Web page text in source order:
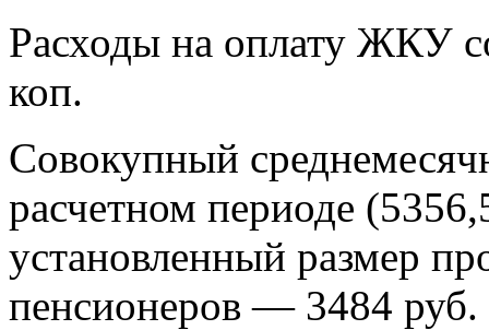
Расходы на оплату ЖКУ
коп.
Совокупный
расчетном периоде
установленный размер
пенсионеров — 3484 руб.